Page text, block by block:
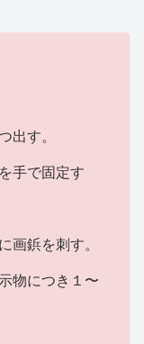
出す。
手で固定す
画鋲を刺す。
物につき１〜